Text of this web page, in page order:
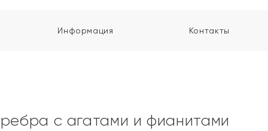
Информация Контакты
с агатами и фианитами